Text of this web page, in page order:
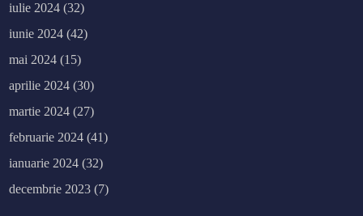
iulie 2024 (32)
iunie 2024 (42)
mai 2024 (15)
aprilie 2024 (30)
martie 2024 (27)
februarie 2024 (41)
ianuarie 2024 (32)
decembrie 2023 (7)